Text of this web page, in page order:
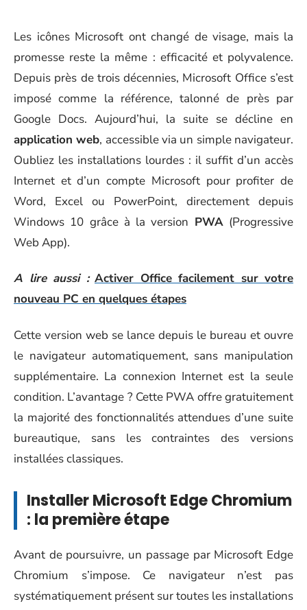
Les icônes Microsoft ont changé de visage, mais la
promesse reste la même : efficacité et polyvalence.
Depuis près de trois décennies, Microsoft Office s’est
imposé comme la référence, talonné de près par
Google Docs. Aujourd’hui, la suite se décline en
application web, accessible via un simple navigateur.
Oubliez les installations lourdes : il suffit d’un accès
Internet et d’un compte Microsoft pour profiter de
Word, Excel ou PowerPoint, directement depuis
Windows 10 grâce à la version PWA(Progressive
Web App).
A lire aussi : Activer Office facilement sur votre
nouveau PC en quelques étapes
Cette version web se lance depuis le bureau et ouvre
le navigateur automatiquement, sans manipulation
supplémentaire. La connexion Internet est la seule
condition. L’avantage ? Cette PWA offre gratuitement
la majorité des fonctionnalités attendues d’une suite
bureautique, sans les contraintes des versions
installées classiques.
Installer Microsoft Edge Chromium
: la première étape
Avant de poursuivre, un passage par Microsoft Edge
Chromium s’impose. Ce navigateur n’est pas
systématiquement présent sur toutes les installations